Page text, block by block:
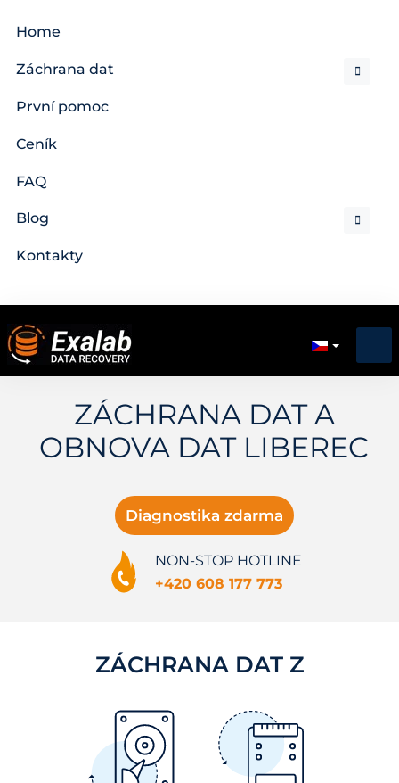
Home
Záchrana dat
První pomoc
Ceník
FAQ
Blog
Kontakty
ZÁCHRANA DAT A
OBNOVA DAT LIBEREC
Diagnostika zdarma
NON-STOP HOTLINE
+420 608 177 773
ZÁCHRANA DAT Z